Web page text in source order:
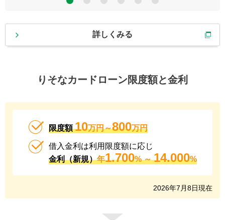
詳しくみる
りそなカードローン限度額と金利
限度額10万円～800万円
借入金利は利用限度額に応じ
金利（新規）年1.700% ～14.000%
2026年7月8日現在